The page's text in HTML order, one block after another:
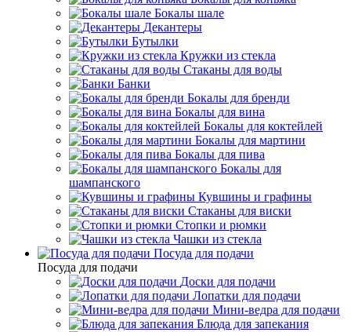
Бокалы шале
Декантеры
Бутылки
Кружки из стекла
Стаканы для воды
Банки
Бокалы для бренди
Бокалы для вина
Бокалы для коктейлей
Бокалы для мартини
Бокалы для пива
Бокалы для
шампанского
Кувшины и графины
Стаканы для виски
Стопки и рюмки
Чашки из стекла
Посуда для подачи
Посуда для подачи
Доски для подачи
Лопатки для подачи
Мини-ведра для подачи
Блюда для запекания